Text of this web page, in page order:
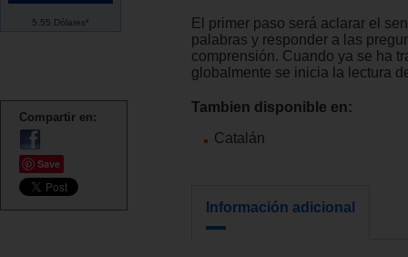
5.55 Dólares*
Compartir en:
Save
El primer paso será aclarar el
palabras y responder a las
comprensión. Cuando ya se ha
globalmente se inicia la lectura
Tambien disponible en:
Catalán
Información adicional